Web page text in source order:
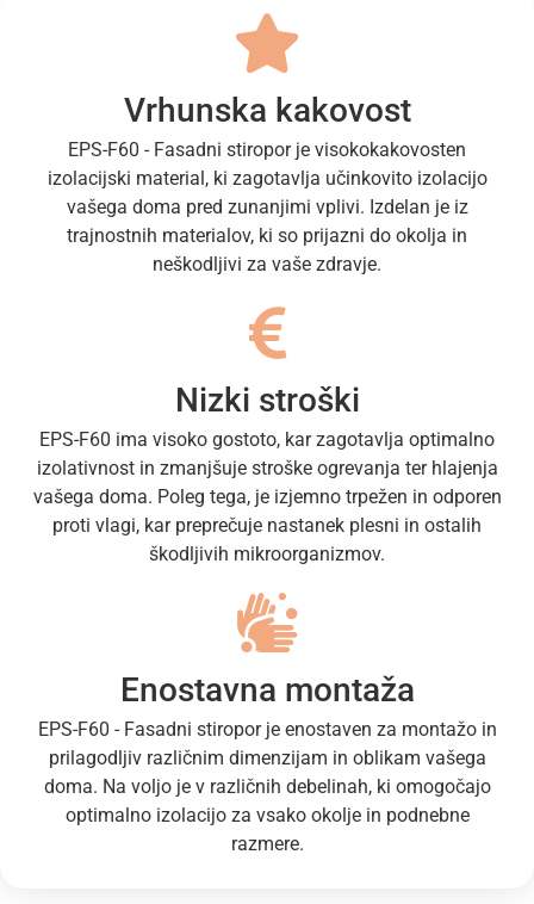
Vrhunska kakovost
EPS-F60 - Fasadni stiropor je visokokakovosten
izolacijski material, ki zagotavlja učinkovito izolacijo
vašega doma pred zunanjimi vplivi. Izdelan je iz
trajnostnih materialov, ki so prijazni do okolja in
neškodljivi za vaše zdravje.
Nizki stroški
EPS-F60 ima visoko gostoto, kar zagotavlja optimalno
izolativnost in zmanjšuje stroške ogrevanja ter hlajenja
vašega doma. Poleg tega, je izjemno trpežen in odporen
proti vlagi, kar preprečuje nastanek plesni in ostalih
škodljivih mikroorganizmov.
Enostavna montaža
EPS-F60 - Fasadni stiropor je enostaven za montažo in
prilagodljiv različnim dimenzijam in oblikam vašega
doma. Na voljo je v različnih debelinah, ki omogočajo
optimalno izolacijo za vsako okolje in podnebne
razmere.